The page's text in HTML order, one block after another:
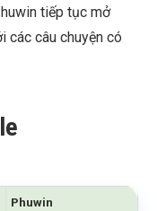
tiếp tục mở
các câu chuyện có
Phuwin